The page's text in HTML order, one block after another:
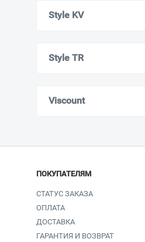
Style KV
Style TR
Viscount
ПОКУПАТЕЛЯМ
СТАТУС ЗАКАЗА
ОПЛАТА
ДОСТАВКА
ГАРАНТИЯ И ВОЗВРАТ